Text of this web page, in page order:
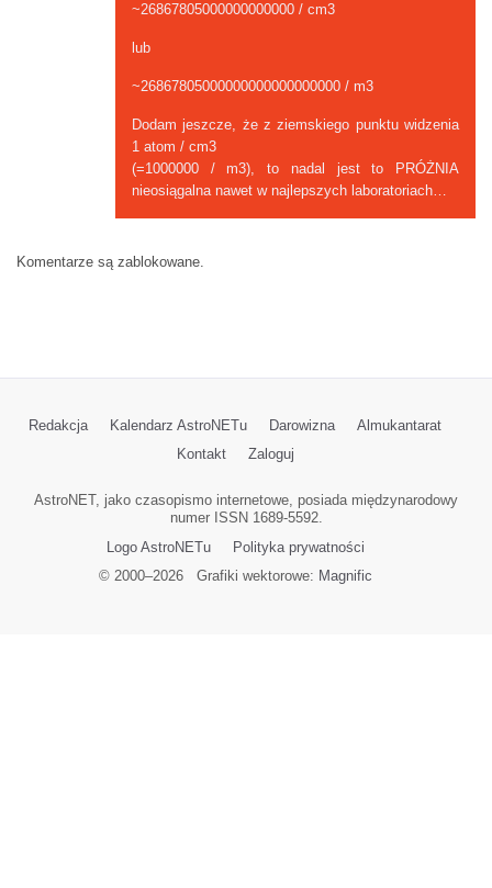
~26867805000000000000 / cm3
lub
~26867805000000000000000000 / m3
Dodam jeszcze, że z ziemskiego punktu widzenia
1 atom / cm3
(=1000000 / m3), to nadal jest to PRÓŻNIA
nieosiągalna nawet w najlepszych laboratoriach…
Komentarze są zablokowane.
Redakcja Kalendarz AstroNETu Darowizna
Almukantarat
Kontakt
Zaloguj
AstroNET, jako czasopismo internetowe, posiada międzynarodowy
numer ISSN 1689-5592.
Logo AstroNETu
Polityka prywatności
© 2000–2026Grafiki wektorowe: Magnific